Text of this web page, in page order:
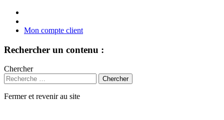
Mon compte client
Rechercher un contenu :
Chercher
Fermer et revenir au site